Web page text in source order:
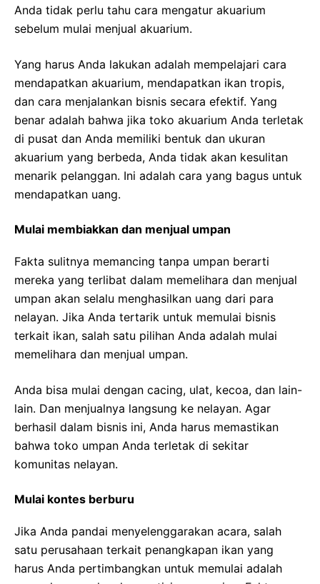
Anda tidak perlu tahu cara mengatur akuarium
sebelum mulai menjual akuarium.
Yang harus Anda lakukan adalah mempelajari cara
mendapatkan akuarium, mendapatkan ikan tropis,
dan cara menjalankan bisnis secara efektif. Yang
benar adalah bahwa jika toko akuarium Anda terletak
di pusat dan Anda memiliki bentuk dan ukuran
akuarium yang berbeda, Anda tidak akan kesulitan
menarik pelanggan. Ini adalah cara yang bagus untuk
mendapatkan uang.
Mulai membiakkan dan menjual umpan
Fakta sulitnya memancing tanpa umpan berarti
mereka yang terlibat dalam memelihara dan menjual
umpan akan selalu menghasilkan uang dari para
nelayan. Jika Anda tertarik untuk memulai bisnis
terkait ikan, salah satu pilihan Anda adalah mulai
memelihara dan menjual umpan.
Anda bisa mulai dengan cacing, ulat, kecoa, dan lain-
lain. Dan menjualnya langsung ke nelayan. Agar
berhasil dalam bisnis ini, Anda harus memastikan
bahwa toko umpan Anda terletak di sekitar
komunitas nelayan.
Mulai kontes berburu
Jika Anda pandai menyelenggarakan acara, salah
satu perusahaan terkait penangkapan ikan yang
harus Anda pertimbangkan untuk memulai adalah